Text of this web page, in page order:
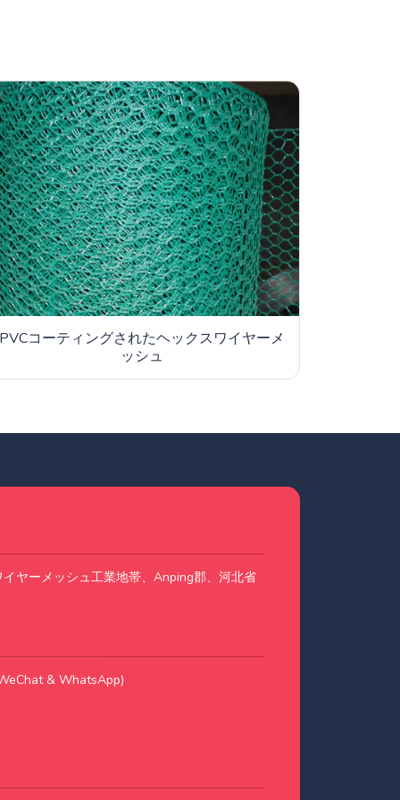
PVCコーティングされたヘックスワイヤーメ
ッシュ
ヤーメッシュ工業地帯、Anping郡、河北省
& WhatsApp)